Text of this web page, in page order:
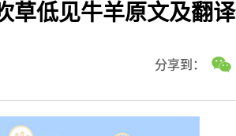
草低见牛羊原文及翻译
分享到：